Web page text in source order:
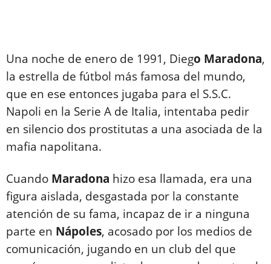
Una noche de enero de 1991, Diego Maradona,
la estrella de fútbol más famosa del mundo,
que en ese entonces jugaba para el S.S.C.
Napoli en la Serie A de Italia, intentaba pedir
en silencio dos prostitutas a una asociada de la
mafia napolitana.
Cuando Maradona hizo esa llamada, era una
figura aislada, desgastada por la constante
atención de su fama, incapaz de ir a ninguna
parte en Nápoles, acosado por los medios de
comunicación, jugando en un club del que